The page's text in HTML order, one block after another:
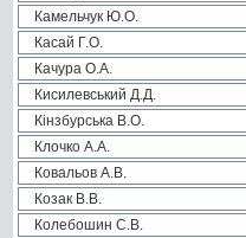
Камельчук Ю.О.
Касай Г.О.
Качура О.А.
Кисилевський Д.Д.
Кінзбурська В.О.
Клочко А.А.
Ковальов А.В.
Козак В.В.
Колебошин С.В.